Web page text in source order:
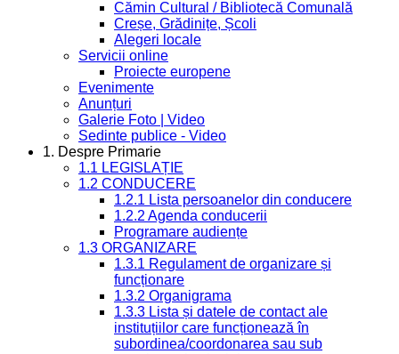
Cămin Cultural / Bibliotecă Comunală
Creșe, Grădinițe, Școli
Alegeri locale
Servicii online
Proiecte europene
Evenimente
Anunțuri
Galerie Foto | Video
Sedinte publice - Video
1. Despre Primarie
1.1 LEGISLAȚIE
1.2 CONDUCERE
1.2.1 Lista persoanelor din conducere
1.2.2 Agenda conducerii
Programare audiențe
1.3 ORGANIZARE
1.3.1 Regulament de organizare și
funcționare
1.3.2 Organigrama
1.3.3 Lista și datele de contact ale
instituțiilor care funcționează în
subordinea/coordonarea sau sub